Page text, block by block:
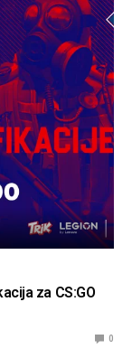
za CS:GO
0